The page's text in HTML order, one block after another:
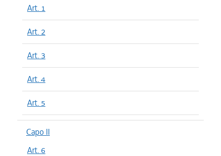
Art. 1
Art. 2
Art. 3
Art. 4
Art. 5
Capo II
Art. 6